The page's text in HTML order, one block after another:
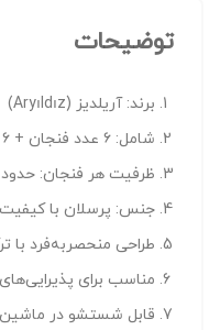
توضیحات
برند: آریلدیز (Aryıldız)
شامل: ۶ عدد فنجان + ۶ عدد نعلبکی
ظرفیت هر فنجان: حدود 90-100 میلی‌لیتر
جنس: پرسلان با کیفیت
طراحی منحصربه‌فرد با
مناسب برای
قابل شستشو در